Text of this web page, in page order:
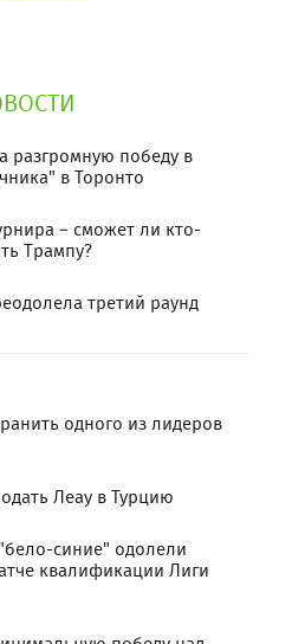
разгромную победу в
в Торонто
– сможет ли кто-
Трампу?
третий раунд
одного из лидеров
Леау в Турцию
синие" одолели
квалификации Лиги